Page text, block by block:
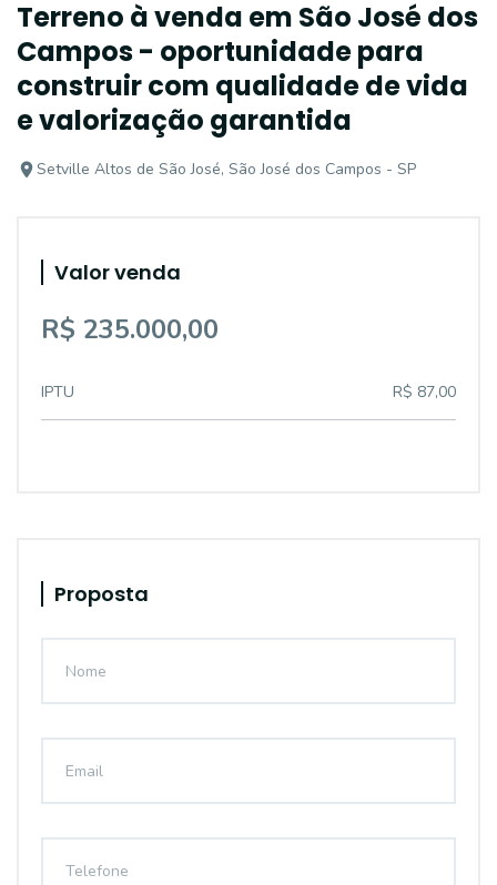
Terreno à venda em São José dos
Campos - oportunidade para
construir com qualidade de vida
e valorização garantida
Setville Altos de São José, São José dos Campos - SP
Valor venda
R$ 235.000,00
IPTU R$ 87,00
Proposta